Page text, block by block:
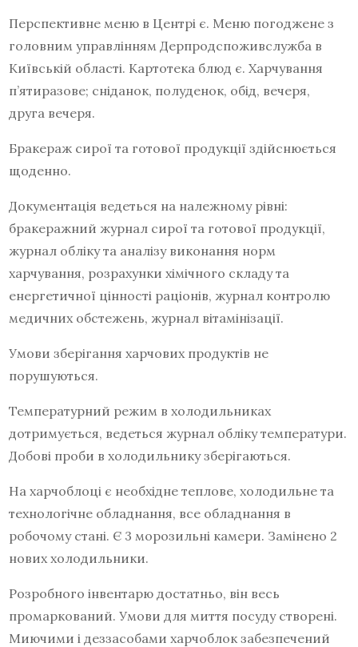
Перспективне меню в Центрі є. Меню погоджене з
головним управлінням Дерпродспоживслужба в
Київській області. Картотека блюд є. Харчування
п’ятиразове; сніданок, полуденок, обід, вечеря,
друга вечеря.
Бракераж сирої та готової продукції здійснюється
щоденно.
Документація ведеться на належному рівні:
бракеражний журнал сирої та готової продукції,
журнал обліку та аналізу виконання норм
харчування, розрахунки хімічного складу та
енергетичної цінності раціонів, журнал контролю
медичних обстежень, журнал вітамінізації.
Умови зберігання харчових продуктів не
порушуються.
Температурний режим в холодильниках
дотримується, ведеться журнал обліку температури.
Добові проби в холодильнику зберігаються.
На харчоблоці є необхідне теплове, холодильне та
технологічне обладнання, все обладнання в
робочому стані. Є 3 морозильні камери. Замінено 2
нових холодильники.
Розробного інвентарю достатньо, він весь
промаркований. Умови для миття посуду створені.
Миючими і деззасобами харчоблок забезпечений